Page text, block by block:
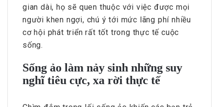
gian dài, họ sẽ quen thuộc với việc được mọi
người khen ngợi, chú ý tới mức lãng phí nhiều
cơ hội phát triển rất tốt trong thực tế cuộc
sống.
Sống ảo làm nảy sinh những suy
nghĩ tiêu cực, xa rời thực tế